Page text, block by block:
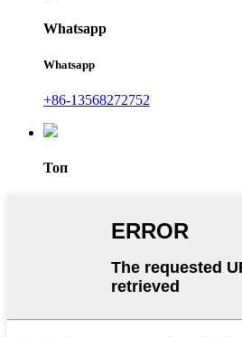
Whatsapp
Whatsapp
+86-13568272752
Топ